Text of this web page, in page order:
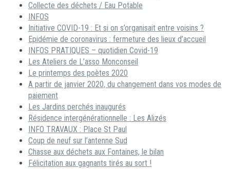
Collecte des déchets / Eau Potable
INFOS
Initiative COVID-19 : Et si on s’organisait entre voisins ?
Epidémie de coronavirus : fermeture des lieux d’accueil
INFOS PRATIQUES – quotidien Covid-19
Les Ateliers de L’asso Monconseil
Le printemps des poètes 2020
A partir de janvier 2020, du changement dans vos modes de
paiement
Les Jardins perchés inaugurés
Résidence intergénérationnelle : Les Alizés
INFO TRAVAUX : Place St Paul
Coup de neuf sur l’antenne Sud
Chasse aux déchets aux Fontaines, le bilan
Félicitation aux gagnants tirés au sort !